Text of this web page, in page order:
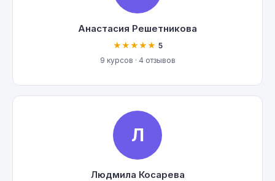
Анастасия Решетникова
★★★★★ 5
9 курсов · 4 отзывов
Л
Людмила Косарева